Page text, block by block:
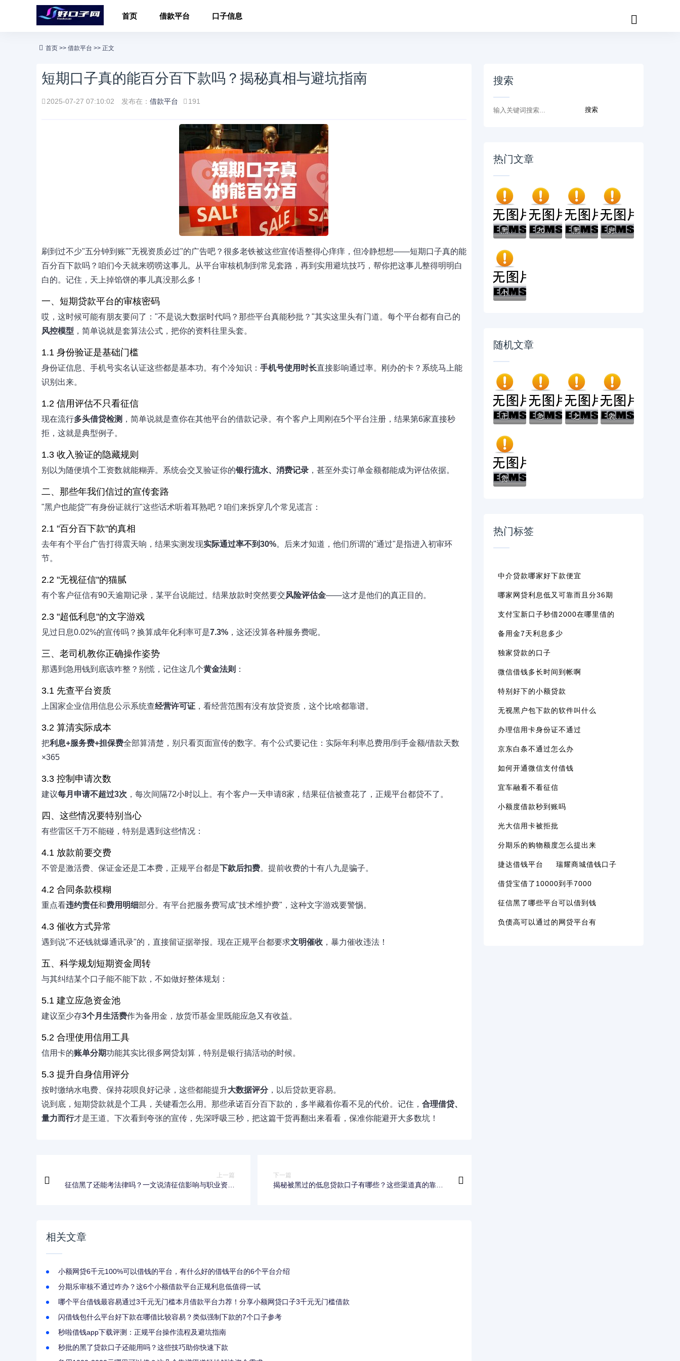
首页 借款平台 口子信息
首页 >> 借款平台 >> 正文
短期口子真的能百分百下款吗？揭秘真相与避坑指南
2025-07-27 07:10:02 发布在： 借款平台 191
刷到过不少"五分钟到账""无视资质必过"的广告吧？很多老铁被这些宣传语整得心痒痒，但冷静想想——短期口子真的能
百分百下款吗？咱们今天就来唠唠这事儿。从平台审核机制到常见套路，再到实用避坑技巧，帮你把这事儿整得明明白
白的。记住，天上掉馅饼的事儿真没那么多！
一、短期贷款平台的审核密码
哎，这时候可能有朋友要问了："不是说大数据时代吗？那些平台真能秒批？"其实这里头有门道。每个平台都有自己的
风控模型 ，简单说就是套算法公式，把你的资料往里头套。
1.1 身份验证是基础门槛
身份证信息、手机号实名认证这些都是基本功。有个冷知识： 手机号使用时长直接影响通过率。刚办的卡？系统马上能
识别出来。
1.2 信用评估不只看征信
现在流行多头借贷检测 ，简单说就是查你在其他平台的借款记录。有个客户上周刚在5个平台注册，结果第6家直接秒
拒，这就是典型例子。
1.3 收入验证的隐藏规则
别以为随便填个工资数就能糊弄。系统会交叉验证你的银行流水、消费记录 ，甚至外卖订单金额都能成为评估依据。
二、那些年我们信过的宣传套路
"黑户也能贷""有身份证就行"这些话术听着耳熟吧？咱们来拆穿几个常见谎言：
2.1 "百分百下款"的真相
去年有个平台广告打得震天响，结果实测发现实际通过率不到30%。后来才知道，他们所谓的"通过"是指进入初审环
节。
2.2 "无视征信"的猫腻
有个客户征信有90天逾期记录，某平台说能过。结果放款时突然要交风险评估金——这才是他们的真正目的。
2.3 "超低利息"的文字游戏
见过日息0.02%的宣传吗？换算成年化利率可是7.3% ，这还没算各种服务费呢。
三、老司机教你正确操作姿势
那遇到急用钱到底该咋整？别慌，记住这几个黄金法则 ：
3.1 先查平台资质
上国家企业信用信息公示系统查经营许可证 ，看经营范围有没有放贷资质，这个比啥都靠谱。
3.2 算清实际成本
把利息+服务费+担保费全部算清楚，别只看页面宣传的数字。有个公式要记住：实际年利率总费用/到手金额/借款天数
×365
3.3 控制申请次数
建议每月申请不超过3次 ，每次间隔72小时以上。有个客户一天申请8家，结果征信被查花了，正规平台都贷不了。
四、这些情况要特别当心
有些雷区千万不能碰，特别是遇到这些情况：
4.1 放款前要交费
不管是激活费、保证金还是工本费，正规平台都是下款后扣费。提前收费的十有八九是骗子。
4.2 合同条款模糊
重点看违约责任和费用明细部分。有平台把服务费写成"技术维护费"，这种文字游戏要警惕。
4.3 催收方式异常
遇到说"不还钱就爆通讯录"的，直接留证据举报。现在正规平台都要求文明催收 ，暴力催收违法！
五、科学规划短期资金周转
与其纠结某个口子能不能下款，不如做好整体规划：
5.1 建立应急资金池
建议至少存3个月生活费作为备用金，放货币基金里既能应急又有收益。
5.2 合理使用信用工具
信用卡的账单分期功能其实比很多网贷划算，特别是银行搞活动的时候。
5.3 提升自身信用评分
按时缴纳水电费、保持花呗良好记录，这些都能提升大数据评分，以后贷款更容易。
说到底，短期贷款就是个工具，关键看怎么用。那些承诺百分百下款的，多半藏着你看不见的代价。记住， 合理借贷、
量力而行才是王道。下次看到夸张的宣传，先深呼吸三秒，把这篇干货再翻出来看看，保准你能避开大多数坑！
上一篇
征信黑了还能考法律吗？一文说清征信影响与职业资格
下一篇
揭秘被黑过的低息贷款口子有哪些？这些渠道真的靠谱
相关文章
小额网贷6千元100%可以借钱的平台，有什么好的借钱平台的6个平台介绍
分期乐审核不通过咋办？这6个小额借款平台正规利息低值得一试
哪个平台借钱最容易通过3千元无门槛本月借款平台力荐！分享小额网贷口子3千元无门槛借款
闪借钱包什么平台好下款在哪借比较容易？类似强制下款的7个口子参考
秒啦借钱app下载评测：正规平台操作流程及避坑指南
秒批的黑了贷款口子还能用吗？这些技巧助你快速下款
搜索
热门文章
黑户有逾期哪里能借到钱啊急用！看这5个黑户... 2025不看征信负债的网贷百分百下款，最新5个... 黑户能下款的app口子有哪些？今天带来10款黑... 好分期哪个口子好下款？老哥实测避坑贷款平...
小辉贷容易下款吗就选这7个4千元黑户无条件...
随机文章
正规网上贷款平台避坑指南：如何安全快速解... 急用钱不用愁！这5个正规借款平台靠谱又安全 之前贷款口子做多了？手把手教你修复征信+科... 袋熊钱包的下款业务现在还能用吗？最新情况...
贷款逾期后还能在单位上班吗？职场人必看的...
热门标签
中介贷款哪家好下款便宜
哪家网贷利息低又可靠而且分36期
支付宝新口子秒借2000在哪里借的
备用金7天利息多少
独家贷款的口子
微信借钱多长时间到帐啊
特别好下的小额贷款
无视黑户包下款的软件叫什么
办理信用卡身份证不通过
京东白条不通过怎么办
如何开通微信支付借钱
宜车融看不看征信
小额度借款秒到账吗
光大信用卡被拒批
分期乐的购物额度怎么提出来
捷达借钱平台 瑞耀商城借钱口子
借贷宝借了10000到手7000
征信黑了哪些平台可以借到钱
负债高可以通过的网贷平台有